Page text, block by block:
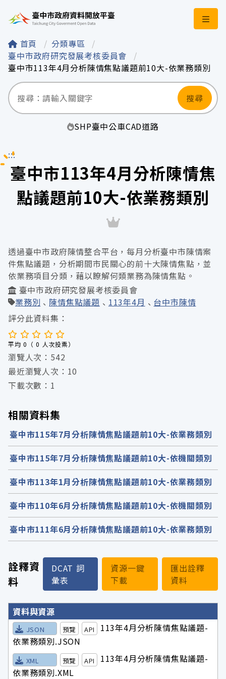
臺中市政府資料開
首頁
分類專區
臺中市政府研究發展考核委員會
臺中市113年4月分析陳情焦點議題前10大-依業務類別
搜尋
SHP臺中公車CAD道路
:::
臺中市113年4月分析陳情焦
點議題前10大-依業務類別
詮釋資
料
DCAT 詞
彙表
資源一鍵
下載
匯出詮釋
資料
詮釋資料詳細內容
資料與資源
JSON 預覽 API
113年4月分析陳情焦點議題-
依業務類別.JSON
XML 預覽 API
113年4月分析陳情焦點議題-
依業務類別.XML
透過臺中市政府陳情整合平台，每月分析臺中市陳情案
件焦點議題，分析期間市民關心的前十大陳情焦點，並
依業務項目分類，藉以瞭解何類業務為陳情焦點。
臺中市政府研究發展考核委員會
業務別
陳情焦點議題 113年4月
台中市陳情
評分此資料集：
平均 0（ 0 人次投票）
瀏覽人次：542
最近瀏覽人次：10
下載次數：1
相關資料集
臺中市115年7月分析陳情焦點議題前10大-依業務類別
臺中市115年7月分析陳情焦點議題前10大-依機關類別
臺中市113年1月分析陳情焦點議題前10大-依業務類別
臺中市110年6月分析陳情焦點議題前10大-依機關類別
臺中市111年6月分析陳情焦點議題前10大-依業務類別